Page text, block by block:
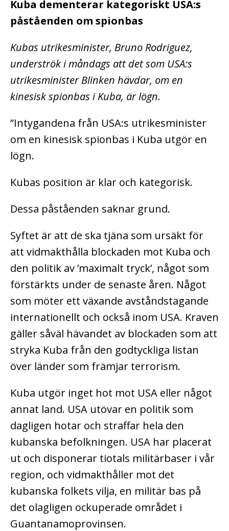
Kuba dementerar kategoriskt USA:s
påståenden om spionbas
Kubas utrikesminister, Bruno Rodriguez,
underströk i måndags att det som USA:s
utrikesminister Blinken hävdar, om en
kinesisk spionbas i Kuba, är lögn.
”Intygandena från USA:s utrikesminister
om en kinesisk spionbas i Kuba utgör en
lögn.
Kubas position är klar och kategorisk.
Dessa påståenden saknar grund.
Syftet är att de ska tjäna som ursäkt för
att vidmakthålla blockaden mot Kuba och
den politik av ’maximalt tryck’, något som
förstärkts under de senaste åren. Något
som möter ett växande avståndstagande
internationellt och också inom USA. Kraven
gäller såväl hävandet av blockaden som att
stryka Kuba från den godtyckliga listan
över länder som främjar terrorism.
Kuba utgör inget hot mot USA eller något
annat land. USA utövar en politik som
dagligen hotar och straffar hela den
kubanska befolkningen. USA har placerat
ut och disponerar tiotals militärbaser i vår
region, och vidmakthåller mot det
kubanska folkets vilja, en militär bas på
det olagligen ockuperade området i
Guantanamoprovinsen.